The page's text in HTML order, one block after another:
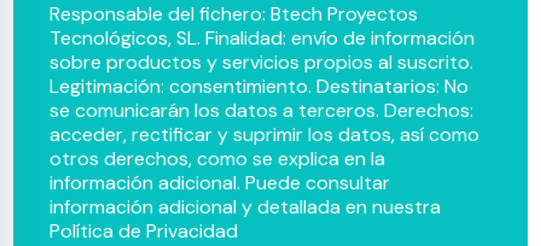
Responsable del fichero: Btech Proyectos
Tecnológicos, SL. Finalidad: envío de información
sobre productos y servicios propios al suscrito.
Legitimación: consentimiento. Destinatarios: No
se comunicarán los datos a terceros. Derechos:
acceder, rectificar y suprimir los datos, así como
otros derechos, como se explica en la
información adicional. Puede consultar
información adicional y detallada en nuestra
Política de Privacidad